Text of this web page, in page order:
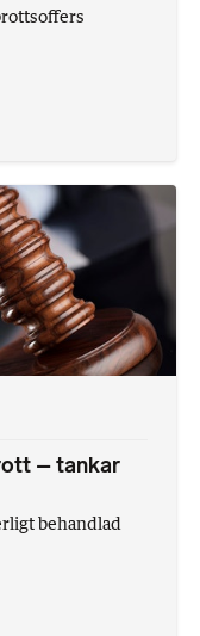
– tankar
behandlad